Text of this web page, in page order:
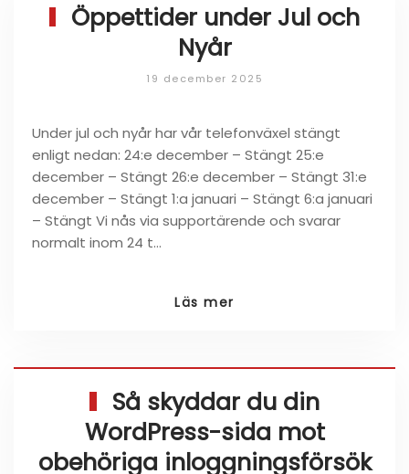
Öppettider under Jul och
Nyår
19 december 2025
Under jul och nyår har vår telefonväxel stängt
enligt nedan: 24:e december – Stängt 25:e
december – Stängt 26:e december – Stängt 31:e
december – Stängt 1:a januari – Stängt 6:a januari
– Stängt Vi nås via supportärende och svarar
normalt inom 24 t…
Läs mer
Så skyddar du din
WordPress-sida mot
obehöriga inloggningsförsök